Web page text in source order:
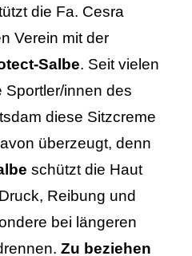
die Fa. Cesra
Verein mit der
Salbe. Seit vielen
innen des
diese Sitzcreme
überzeugt, denn
schützt die Haut
Reibung und
bei längeren
Zu beziehen